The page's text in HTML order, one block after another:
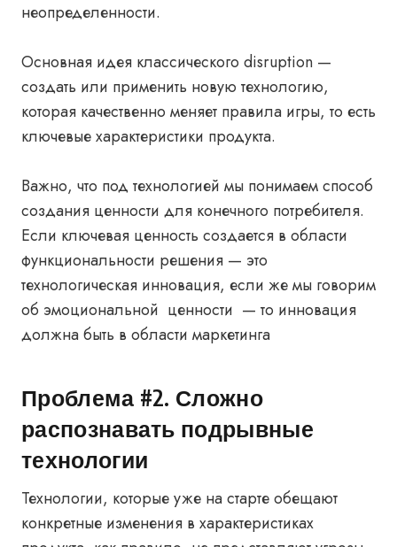
неопределенности.
Основная идея классического disruption —
создать или применить новую технологию,
которая качественно меняет правила игры, то есть
ключевые характеристики продукта.
Важно, что под технологией мы понимаем способ
создания ценности для конечного потребителя.
Если ключевая ценность создается в области
функциональности решения — это
технологическая инновация, если же мы говорим
об эмоциональной ценности — то инновация
должна быть в области маркетинга
Проблема #2. Сложно
распознавать подрывные
технологии
Технологии, которые уже на старте обещают
конкретные изменения в характеристиках